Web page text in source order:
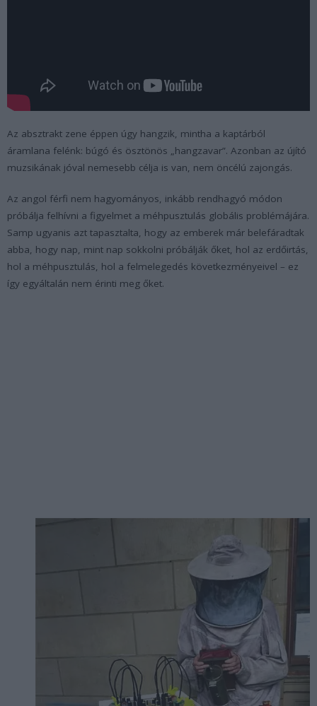
Az absztrakt zene éppen úgy hangzik, mintha a kaptárból
áramlana felénk: búgó és ösztönös „hangzavar”. Azonban az újító
muzsikának jóval nemesebb célja is van, nem öncélú zajongás.
Az angol férfi nem hagyományos, inkább rendhagyó módon
próbálja felhívni a figyelmet a méhpusztulás globális problémájára.
Samp ugyanis azt tapasztalta, hogy az emberek már belefáradtak
abba, hogy nap, mint nap sokkolni próbálják őket, hol az erdőirtás,
hol a méhpusztulás, hol a felmelegedés következményeivel – ez
így egyáltalán nem érinti meg őket.